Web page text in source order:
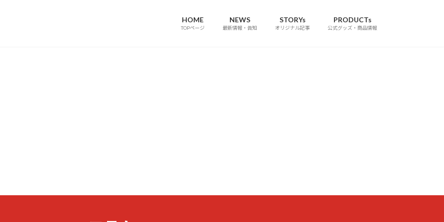
HOME
TOPページ
NEWS
最新情報・告知
STORYs
オリジナル記事
PRODUCTs
公式グッズ・商品情報